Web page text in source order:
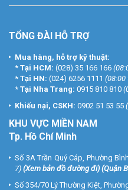
TỔNG ĐÀI HỖ TRỢ
Mua hàng, hỗ trợ kỹ thuật:
* Tại HCM: (028) 35 166 166
* Tại HN: (024) 6256 1111 (08:00
* Tại Nha Trang: 0915 810 810
Khiếu nại, CSKH: 0902 51 53 55
KHU VỰC MIỀN NAM
Tp. Hồ Chí Minh
Số 3A Trần Quý Cáp, Phường
7) (Xem bản đồ đường đi) (Quận
Số 354/70 Lý Thường Kiệt,